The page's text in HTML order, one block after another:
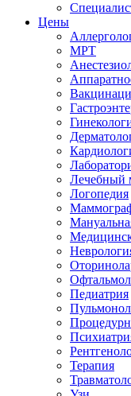
Цены
МРТ
Лечебный
Логопедия
Педиатрия
Терапия